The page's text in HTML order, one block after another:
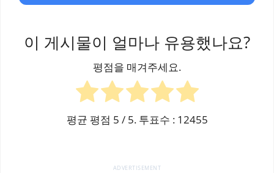
이 게시물이 얼마나 유용했나요?
평점을 매겨주세요.
평균 평점 5 / 5. 투표수 : 12455
ADVERTISEMENT